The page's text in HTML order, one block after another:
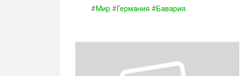
#Мир #Германия #Бавария